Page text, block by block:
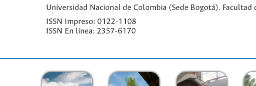
Universidad Nacional de Colombia (Sede Bogotá). Facultad
ISSN Impreso: 0122-1108
ISSN En línea: 2357-6170